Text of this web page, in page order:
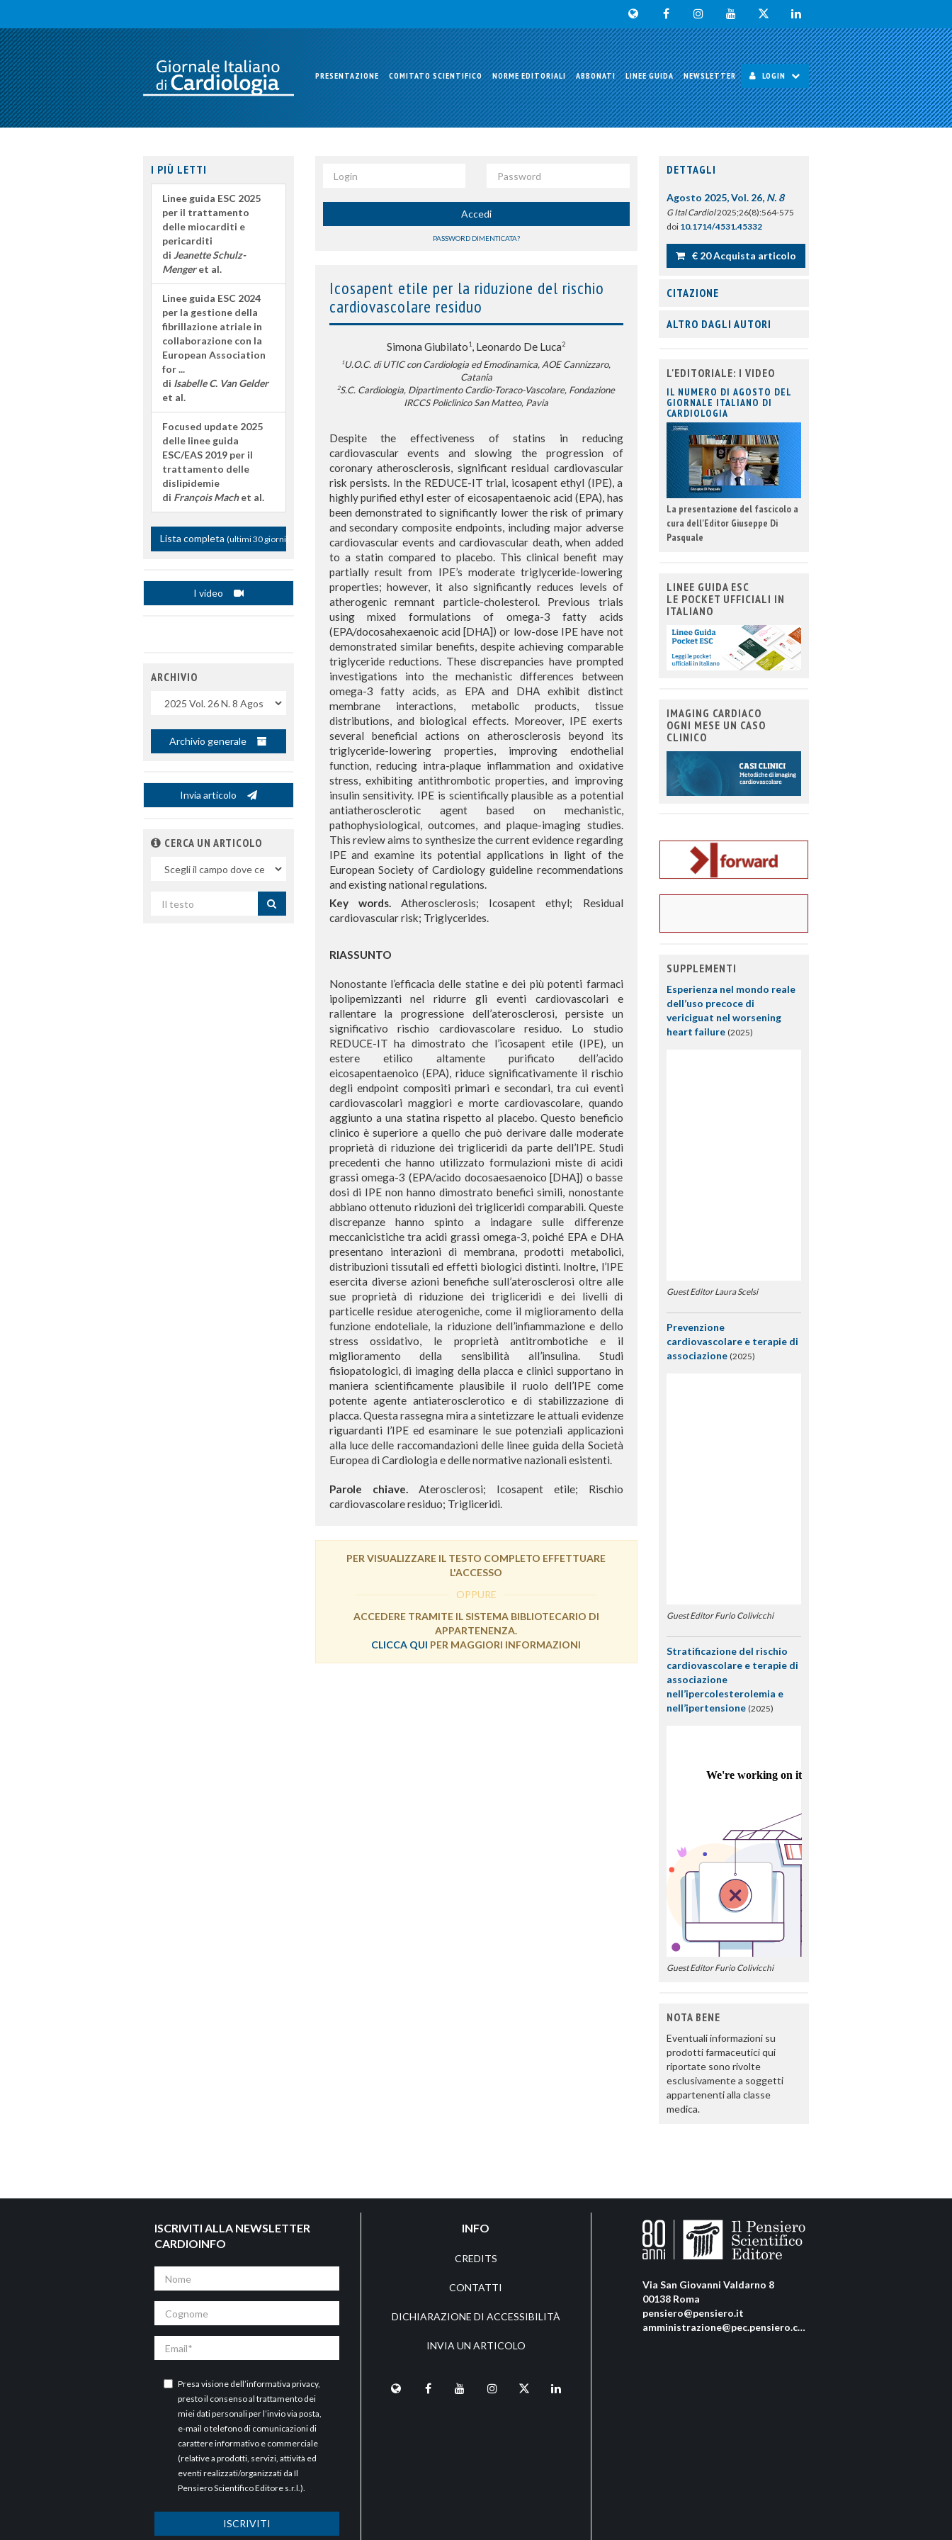
PRESENTAZIONE COMITATO SCIENTIFICO NORME EDITORIALI ABBONATI LINEE GUIDA NEWSLETTER LOGIN
Accedi
PASSWORD DIMENTICATA?
Icosapent etile per la riduzione del rischio
cardiovascolare residuo
Simona Giubilato1, Leonardo De Luca2
1U.O.C. di UTIC con Cardiologia ed Emodinamica, AOE Cannizzaro,
Catania
2S.C. Cardiologia, Dipartimento Cardio-Toraco-Vascolare, Fondazione
IRCCS Policlinico San Matteo, Pavia
Despite the effectiveness of statins in reducing
cardiovascular events and slowing the progression of
coronary atherosclerosis, significant residual cardiovascular
risk persists. In the REDUCE-IT trial, icosapent ethyl (IPE), a
highly purified ethyl ester of eicosapentaenoic acid (EPA), has
been demonstrated to significantly lower the risk of primary
and secondary composite endpoints, including major adverse
cardiovascular events and cardiovascular death, when added
to a statin compared to placebo. This clinical benefit may
partially result from IPE’s moderate triglyceride-lowering
properties; however, it also significantly reduces levels of
atherogenic remnant particle-cholesterol. Previous trials
using mixed formulations of omega-3 fatty acids
(EPA/docosahexaenoic acid [DHA]) or low-dose IPE have not
demonstrated similar benefits, despite achieving comparable
triglyceride reductions. These discrepancies have prompted
investigations into the mechanistic differences between
omega-3 fatty acids, as EPA and DHA exhibit distinct
membrane interactions, metabolic products, tissue
distributions, and biological effects. Moreover, IPE exerts
several beneficial actions on atherosclerosis beyond its
triglyceride-lowering properties, improving endothelial
function, reducing intra-plaque inflammation and oxidative
stress, exhibiting antithrombotic properties, and improving
insulin sensitivity. IPE is scientifically plausible as a potential
antiatherosclerotic agent based on mechanistic,
pathophysiological, outcomes, and plaque-imaging studies.
This review aims to synthesize the current evidence regarding
IPE and examine its potential applications in light of the
European Society of Cardiology guideline recommendations
and existing national regulations.
Key words.
Atherosclerosis; Icosapent ethyl; Residual
cardiovascular risk; Triglycerides.
RIASSUNTO
Nonostante l’efficacia delle statine e dei più potenti farmaci
ipolipemizzanti nel ridurre gli eventi cardiovascolari e
rallentare la progressione dell’aterosclerosi, persiste un
significativo rischio cardiovascolare residuo. Lo studio
REDUCE-IT ha dimostrato che l’icosapent etile (IPE), un
estere etilico altamente purificato dell’acido
eicosapentaenoico (EPA), riduce significativamente il rischio
degli endpoint compositi primari e secondari, tra cui eventi
cardiovascolari maggiori e morte cardiovascolare, quando
aggiunto a una statina rispetto al placebo. Questo beneficio
clinico è superiore a quello che può derivare dalle moderate
proprietà di riduzione dei trigliceridi da parte dell’IPE. Studi
precedenti che hanno utilizzato formulazioni miste di acidi
grassi omega-3 (EPA/acido docosaesaenoico [DHA]) o basse
dosi di IPE non hanno dimostrato benefici simili, nonostante
abbiano ottenuto riduzioni dei trigliceridi comparabili. Queste
discrepanze hanno spinto a indagare sulle differenze
meccanicistiche tra acidi grassi omega-3, poiché EPA e DHA
presentano interazioni di membrana, prodotti metabolici,
distribuzioni tissutali ed effetti biologici distinti. Inoltre, l’IPE
esercita diverse azioni benefiche sull’aterosclerosi oltre alle
sue proprietà di riduzione dei trigliceridi e dei livelli di
particelle residue aterogeniche, come il miglioramento della
funzione endoteliale, la riduzione dell’infiammazione e dello
stress ossidativo, le proprietà antitrombotiche e il
miglioramento della sensibilità all’insulina. Studi
fisiopatologici, di imaging della placca e clinici supportano in
maniera scientificamente plausibile il ruolo dell’IPE come
potente agente antiaterosclerotico e di stabilizzazione di
placca. Questa rassegna mira a sintetizzare le attuali evidenze
riguardanti l’IPE ed esaminare le sue potenziali applicazioni
alla luce delle raccomandazioni delle linee guida della Società
Europea di Cardiologia e delle normative nazionali esistenti.
Parole chiave. Aterosclerosi; Icosapent etile; Rischio
cardiovascolare residuo; Trigliceridi.
PER VISUALIZZARE IL TESTO COMPLETO EFFETTUARE
L'ACCESSO
OPPURE
ACCEDERE TRAMITE IL SISTEMA BIBLIOTECARIO DI
APPARTENENZA.
CLICCA QUI PER MAGGIORI INFORMAZIONI
I PIÙ LETTI
Linee guida ESC 2025
per il trattamento
delle miocarditi e
pericarditi
di Jeanette Schulz-
Mengeret al.
Linee guida ESC 2024
per la gestione della
fibrillazione atriale in
collaborazione con la
European Association
for ...
di Isabelle C. Van Gelder
et al.
Focused update 2025
delle linee guida
ESC/EAS 2019 per il
trattamento delle
dislipidemie
di François Machet al.
Lista completa (ultimi 30 giorni)
I video
ARCHIVIO
Archivio generale
Invia articolo
CERCA UN ARTICOLO
campo
per
DETTAGLI
Agosto 2025, Vol. 26, N. 8
G Ital Cardiol2025;26(8):564-575
doi 10.1714/4531.45332
€ 20 Acquista articolo
CITAZIONE
ALTRO DAGLI AUTORI
L'EDITORIALE: I VIDEO
IL NUMERO DI AGOSTO DEL
GIORNALE ITALIANO DI
CARDIOLOGIA
La presentazione del fascicolo a
cura dell'Editor Giuseppe Di
Pasquale
LINEE GUIDA ESC
LE POCKET UFFICIALI IN
ITALIANO
IMAGING CARDIACO
OGNI MESE UN CASO
CLINICO
SUPPLEMENTI
Esperienza nel mondo reale
dell’uso precoce di
vericiguat nel worsening
heart failure (2025)
Guest Editor Laura Scelsi
Prevenzione
cardiovascolare e terapie di
associazione (2025)
Guest Editor Furio Colivicchi
Stratificazione del rischio
cardiovascolare e terapie di
associazione
nell’ipercolesterolemia e
nell’ipertensione (2025)
Guest Editor Furio Colivicchi
NOTA BENE
Eventuali informazioni su
prodotti farmaceutici qui
riportate sono rivolte
esclusivamente a soggetti
appartenenti alla classe
medica.
ISCRIVITI ALLA NEWSLETTER
CARDIOINFO
Presa visione dell’informativa privacy,
presto il consenso al trattamento dei
miei dati personali per l’invio via posta,
e-mail o telefono di comunicazioni di
carattere informativo e commerciale
(relative a prodotti, servizi, attività ed
eventi realizzati/organizzati da Il
Pensiero Scientifico Editore s.r.l.).
ISCRIVITI
INFO
CREDITS
CONTATTI
DICHIARAZIONE DI ACCESSIBILITÀ
INVIA UN ARTICOLO
Via San Giovanni Valdarno 8
00138 Roma
pensiero@pensiero.it
amministrazione@pec.pensiero.com